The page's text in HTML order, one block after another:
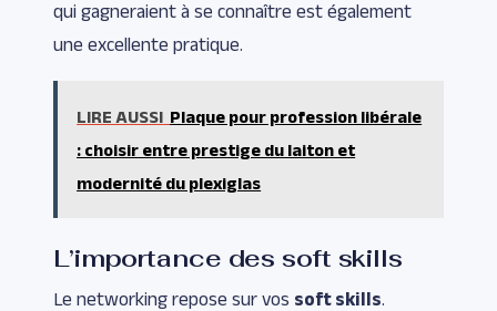
qui gagneraient à se connaître est également
une excellente pratique.
LIRE AUSSI Plaque pour profession libérale
: choisir entre prestige du laiton et
modernité du plexiglas
L’importance des soft skills
Le networking repose sur vos soft skills.